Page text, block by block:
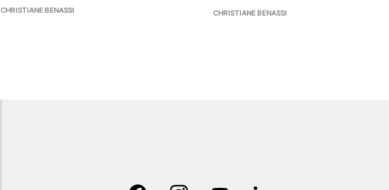
CHRISTIANE BENASSI CHRISTIANE BENASSI